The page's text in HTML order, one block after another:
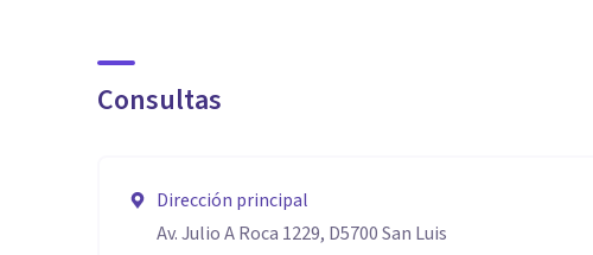
Consultas
Dirección principal
Av. Julio A Roca 1229, D5700 San Luis